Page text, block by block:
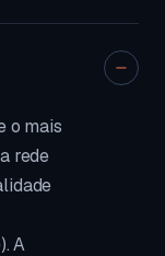
o mais
rede
A